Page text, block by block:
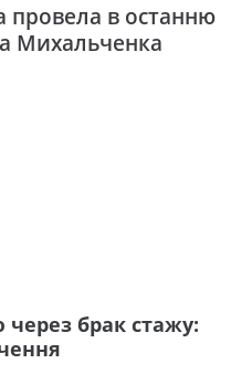
провела в останню
Михальченка
через брак стажу: